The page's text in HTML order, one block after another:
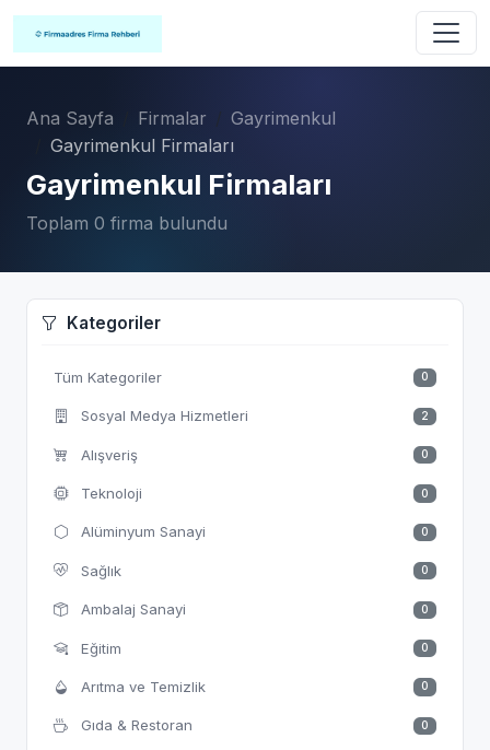
Ana Sayfa Firmalar
Gayrimenkul
Gayrimenkul Firmaları
Gayrimenkul Firmaları
Toplam 0 firma bulundu
Kategoriler
Tüm Kategoriler 0
Sosyal Medya Hizmetleri 2
Alışveriş 0
Teknoloji 0
Alüminyum Sanayi 0
Sağlık 0
Ambalaj Sanayi 0
Eğitim 0
Arıtma ve Temizlik 0
Gıda & Restoran 0